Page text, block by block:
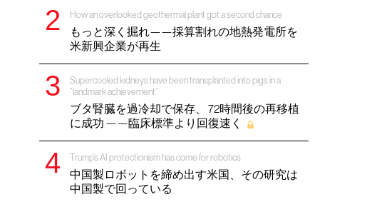
How an overlooked geothermal plant got a second chance
もっと深く掘れ——採算割れの地熱発電所を
米新興企業が再生
Supercooled kidneys have been transplanted into pigs in a
“landmark achievement”
ブタ腎臓を過冷却で保存、 72時間後の再移植
に成功 ——臨床標準より回復速く
Trump’s AI protectionism has come for robotics
中国製ロボットを締め出す米国、その研究は
中国製で回っている